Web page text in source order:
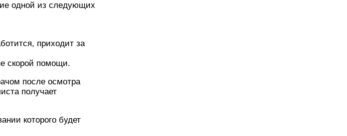
одной из следующих
приходит за
скорой помощи.
после осмотра
получает
которого будет